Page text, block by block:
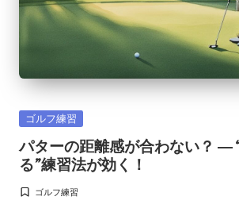
Posted
ゴルフ練習
パターの距離感が合わない？ ―
る”練習法が効く！
Posted
ゴルフ練習